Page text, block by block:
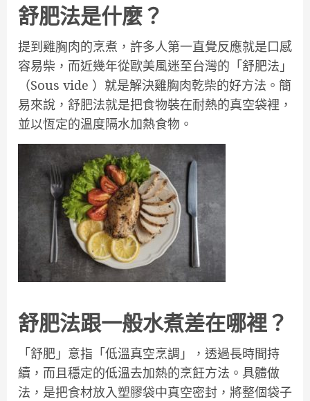
舒肥法是什麼？
提到雞胸肉的烹煮，許多人第一直覺反應就是口感
容易柴，而近幾年從歐美風迷至台灣的「舒肥法」
（Sous vide ）就是解決雞胸肉乾柴的好方法。簡
易來說，舒肥法就是把食物裝在耐熱的真空袋裡，
並以恆定的溫度隔水加熱食物。
舒肥法跟一般水煮差在哪裡？
「舒肥」意指「低溫真空烹調」，透過長時間持
續，而且穩定的低溫去加熱的烹飪方法。具體做
法，是把食材放入塑膠袋中真空密封，將整個袋子